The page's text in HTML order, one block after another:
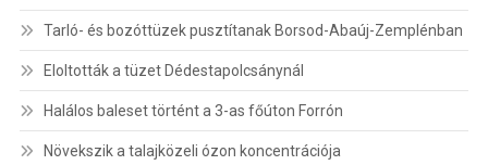
Tarló- és bozóttüzek pusztítanak Borsod-Abaúj-Zemplénban
Eloltották a tüzet Dédestapolcsánynál
Halálos baleset történt a 3-as főúton Forrón
Növekszik a talajközeli ózon koncentrációja